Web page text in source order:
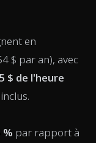
en
$ par an), avec
$ de l'heure
% par rapport à